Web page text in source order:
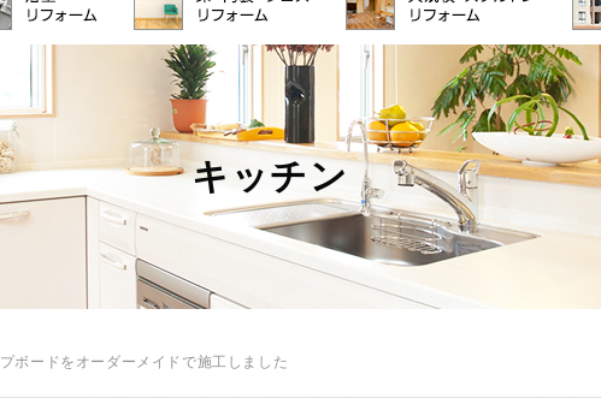
キッチン
ボードをオーダーメイドで施工しました